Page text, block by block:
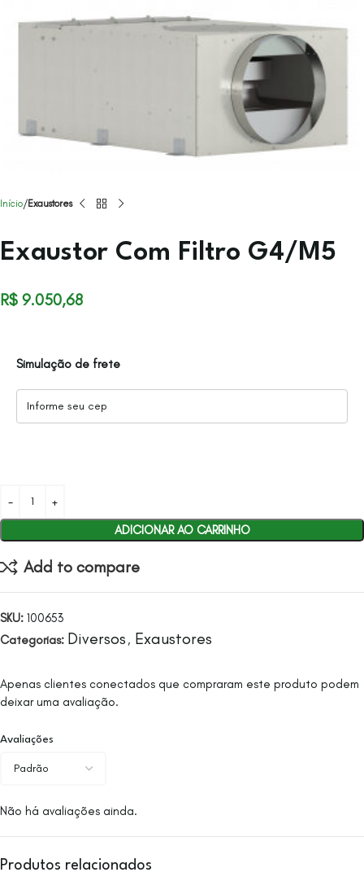
Início Exaustores
Exaustor Com Filtro G4/M5
R$ 9.050,68
Simulação de frete
ADICIONAR AO CARRINHO
Add to compare
SKU: 100653
Categorias: Diversos , Exaustores
Avaliações
Não há avaliações ainda.
Apenas clientes conectados que compraram este produto podem
deixar uma avaliação.
Produtos relacionados